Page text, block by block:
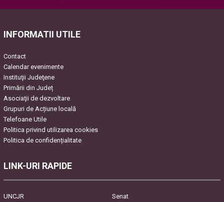
empty.
INFORMATII UTILE
Contact
Calendar evenimente
Instituţii Judeţene
Primării din Județ
Asociaţii de dezvoltare
Grupuri de Acțiune locală
Telefoane Utile
Politica privind utilizarea cookies
Politica de confidențialitate
LINK-URI RAPIDE
UNCJR Senat